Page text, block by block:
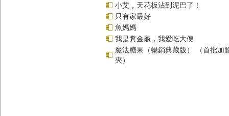
小艾，天花板沾到泥巴了！
只有家最好
魚媽媽
我是糞金龜，我愛吃大便
魔法糖果（暢銷典藏版） （首批加
夾）